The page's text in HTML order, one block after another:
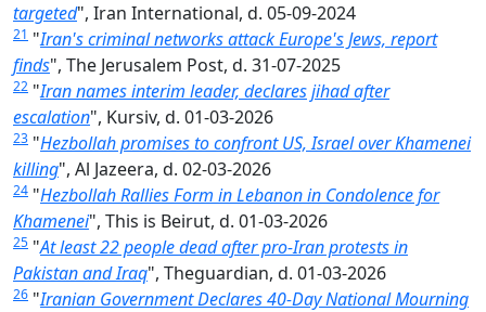
targeted", Iran International, d. 05-09-2024
21 "Iran's criminal networks attack Europe's Jews, report
finds", The Jerusalem Post, d. 31-07-2025
22 "Iran names interim leader, declares jihad after
escalation", Kursiv, d. 01-03-2026
23 "Hezbollah promises to confront US, Israel over Khamenei
killing", Al Jazeera, d. 02-03-2026
24 "Hezbollah Rallies Form in Lebanon in Condolence for
Khamenei", This is Beirut, d. 01-03-2026
25 "At least 22 people dead after pro-Iran protests in
Pakistan and Iraq", Theguardian, d. 01-03-2026
26 "Iranian Government Declares 40-Day National Mourning